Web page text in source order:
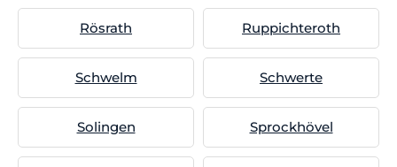
Rösrath Ruppichteroth
Schwelm Schwerte
Solingen Sprockhövel